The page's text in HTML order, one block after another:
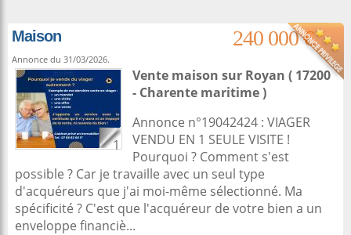
Maison 240 000 €
Annonce du 31/03/2026.
1
Vente maison sur Royan ( 17200
- Charente maritime )
Annonce n°19042424 : VIAGER
VENDU EN 1 SEULE VISITE !
Pourquoi ? Comment s'est
possible ? Car je travaille avec un seul type
d'acquéreurs que j'ai moi-même sélectionné. Ma
spécificité ? C'est que l'acquéreur de votre bien a un
enveloppe financiè...